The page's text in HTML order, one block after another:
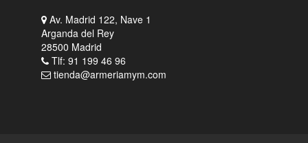
Av. Madrid 122, Nave 1
Arganda del Rey
28500 Madrid
Tlf: 91 199 46 96
tienda@armeriamym.com